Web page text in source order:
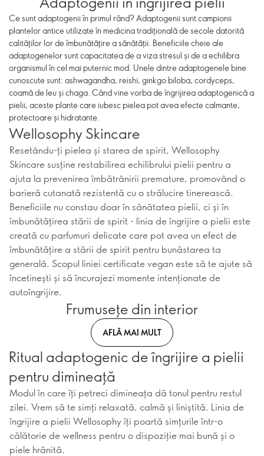
Ce sunt adaptogenii în primul rând? Adaptogenii sunt campionii
plantelor antice utilizate în medicina tradițională de secole datorită
calităților lor de îmbunătățire a sănătății. Beneficiile cheie ale
adaptogenelor sunt capacitatea de a viza stresul și de a echilibra
organismul în cel mai puternic mod. Unele dintre adaptogenele bine
cunoscute sunt: ashwagandha, reishi, ginkgo biloba, cordyceps,
coamă de leu și chaga. Când vine vorba de îngrijirea adaptogenică a
pielii, aceste plante care iubesc pielea pot avea efecte calmante,
protectoare și hidratante.
Wellosophy Skincare
Resetându-ți pielea și starea de spirit, Wellosophy
Skincare susține restabilirea echilibrului pielii pentru a
ajuta la prevenirea îmbătrânirii premature, promovând o
barieră cutanată rezistentă cu o strălucire tinerească.
Beneficiile nu constau doar în sănătatea pielii, ci și în
îmbunătățirea stării de spirit - linia de îngrijire a pielii este
creată cu parfumuri delicate care pot avea un efect de
îmbunătățire a stării de spirit pentru bunăstarea ta
generală. Scopul liniei certificate vegan este să te ajute să
încetinești și să încurajezi momente intenționate de
autoîngrijire.
Frumusețe din interior
AFLĂ MAI MULT
Ritual adaptogenic de îngrijire a pielii
pentru dimineață
Modul în care îți petreci dimineața dă tonul pentru restul
zilei. Vrem să te simți relaxată, calmă și liniștită. Linia de
îngrijire a pielii Wellosophy îți poartă simțurile într-o
călătorie de wellness pentru o dispoziție mai bună și o
piele hrănită.